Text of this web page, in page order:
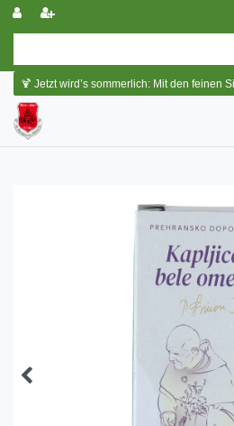
🍹 Jetzt wird’s sommerlich: Mit den feinen Sirupen von Eyguebelle entstehen